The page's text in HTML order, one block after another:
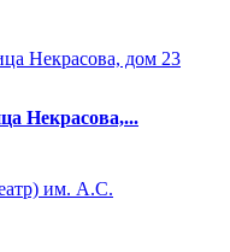
Некрасова,...